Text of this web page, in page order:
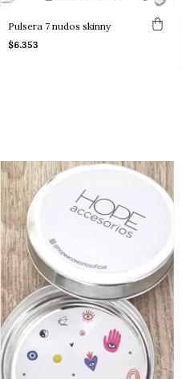
Pulsera 7 nudos skinny
$6.353